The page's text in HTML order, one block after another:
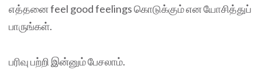
எத்தனை feel good feelings கொடுக்கும் என யோசித்துப்
பாருங்கள்.
பரிவு பற்றி இன்னும் பேசலாம்.